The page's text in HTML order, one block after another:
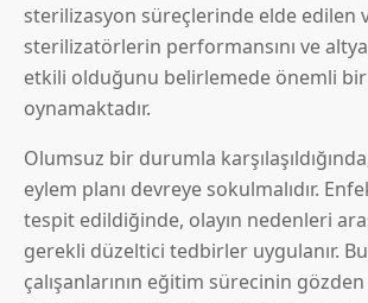
sterilizasyon süreçlerinde elde edilen
sterilizatörlerin performansını ve
etkili olduğunu belirlemede önemli
oynamaktadır.
Olumsuz bir durumla
eylem planı devreye sokulmalıdır.
tespit edildiğinde, olayın nedenleri
gerekli düzeltici tedbirler uygulanır.
çalışanlarının eğitim sürecinin